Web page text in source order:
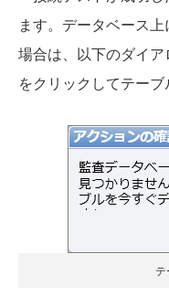
ます。データベース
場合は、以下のダイア
をクリックしてテーブ